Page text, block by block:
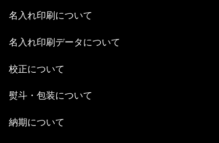
名入れ印刷について
名入れ印刷データについて
校正について
熨斗・包装について
納期について